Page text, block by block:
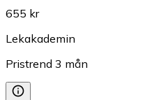
655 kr
Lekakademin
Pristrend 3 mån